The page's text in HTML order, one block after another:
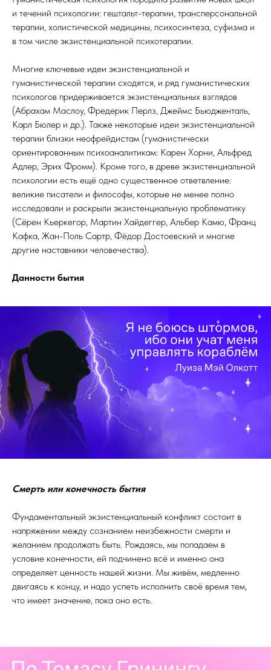
и течений психологии: гештальт-терапии, трансперсональной
терапии, холистической медицины, психосинтеза, суфизма и
в том числе экзистенциальной психотерапии.
Многие ключевые идеи экзистенциальной и
гуманистической терапии сходятся, и ряд гуманистических
психологов придерживается экзистенциальных взглядов
(Абрахам Маслоу, Фредерик Перлз, Джеймс Бьюдженталь,
Карл Бюлер и др.). Также некоторые идеи экзистенциальной
терапии близки неофрейдистам (гуманистически
ориентированным психоаналитикам: Карен Хорни, Альфред
Адлер, Эрих Фромм). Кроме того, в древе экзистенциальной
психологии есть ещё одно существенное ответвление:
великие писатели и философы, которые не менее полно
исследовали и раскрыли экзистенциальную проблематику
(Сёрен Кьеркегор, Мартин Хайдеггер, Альбер Камю, Франц
Кафка, Жан-Поль Сартр, Фёдор Достоевский и многие
другие наставники человечества).
Данности бытия
Смерть или конечность бытия
Фундаментальный экзистенциальный конфликт состоит в
напряжении между сознанием неизбежности смерти и
желанием продолжать быть. Рождаясь, мы попадаем в
условие конечности, ей подчинено всё и именно она
определяет ценность нашей жизни. Мы живём, медленно
двигаясь к концу, и надо успеть исполнить своё время тем,
что имеет значение, пока оно есть.